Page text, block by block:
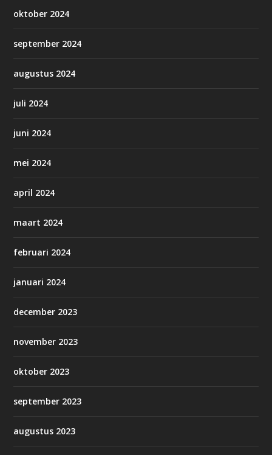
oktober 2024
september 2024
augustus 2024
juli 2024
juni 2024
mei 2024
april 2024
maart 2024
februari 2024
januari 2024
december 2023
november 2023
oktober 2023
september 2023
augustus 2023